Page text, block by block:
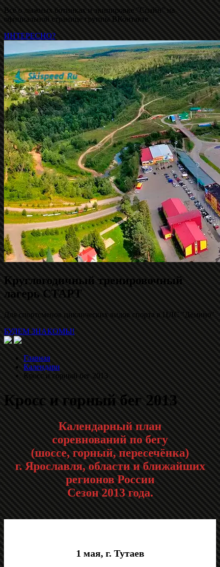
Всё о лыжных ботинках и экипировке "Спайн" на
официальной странице группы ВКонтакте
ИНТЕРЕСНО?
Круглогодичный тренировочный
лагерь СТАРТ
Для спортсменов циклических видов спорта в ЦЛС "Дёмино"
БУДЕМ ЗНАКОМЫ!
Главная
Календари
Кросс и горный бег 2013
Кросс и горный бег 2013
Календарный план
соревнований по бегу
(шоссе, горный, пересечёнка)
г. Ярославля, области и ближайших
регионов России
Сезон 2013 года.
1 мая, г. Тутаев